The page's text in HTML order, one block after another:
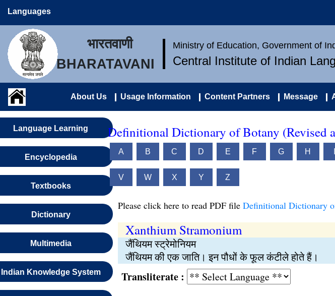
Languages
भारतवाणी
BHARATAVANI
Ministry of Education, Government of
Central Institute of Indian
About Us Usage Information Content Partners Message
Language Learning
Encyclopedia
Textbooks
Dictionary
Multimedia
Indian Knowledge System
Definitional Dictionary of Botany (Revised
A B C D E F G H
V W X Y Z
Please click here to read PDF file Definitional Dictionary
Xanthium Stramonium
जैंथियम स्ट्रेमोनियम
जैंथियम की एक जाति। इन पौधों के फूल कंटीले होते हैं।
Transliterate :